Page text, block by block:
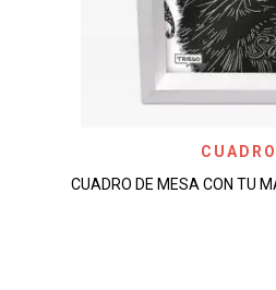
CUADRO DE MESA CON TU